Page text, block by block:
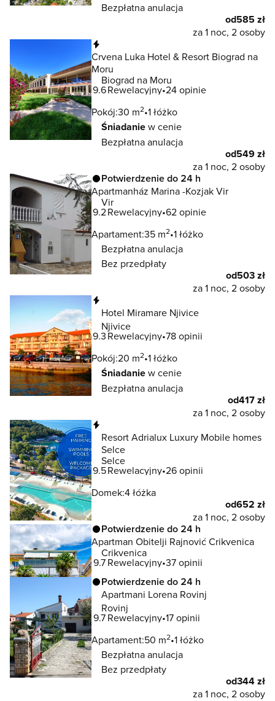
Bezpłatna anulacja
od585 zł
za 1 noc, 2 osoby
Crvena Luka Hotel & Resort Biograd na
Moru
Biograd na Moru
9.6Rewelacyjny 24 opinie
Pokój:30 m2 1 łóżko
Śniadaniew cenie
Bezpłatna anulacja
od549 zł
za 1 noc, 2 osoby
Potwierdzenie do 24 h
Apartmanház Marina -Kozjak Vir
Vir
9.2Rewelacyjny 62 opinie
Apartament:35 m2 1 łóżko
Bezpłatna anulacja
Bez przedpłaty
od503 zł
za 1 noc, 2 osoby
Hotel Miramare Njivice
Njivice
9.3Rewelacyjny 78 opinii
Pokój:20 m2 1 łóżko
Śniadaniew cenie
Bezpłatna anulacja
od417 zł
za 1 noc, 2 osoby
Resort Adrialux Luxury Mobile homes
Selce
Selce
9.5Rewelacyjny 26 opinii
Domek:4 łóżka
od652 zł
za 1 noc, 2 osoby
Potwierdzenie do 24 h
Apartman Obitelji Rajnović Crikvenica
Crikvenica
9.7Rewelacyjny 37 opinii
Potwierdzenie do 24 h
Apartmani Lorena Rovinj
Rovinj
9.7Rewelacyjny 17 opinii
Apartament:50 m2 1 łóżko
Bezpłatna anulacja
Bez przedpłaty
od344 zł
za 1 noc, 2 osoby